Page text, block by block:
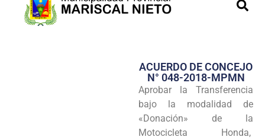
Transparencia
Programas
ACUERDO DE CONCEJO
N° 048-2018-MPMN
Aprobar la Transferencia
bajo la modalidad de
«Donación» de la
Motocicleta Honda,